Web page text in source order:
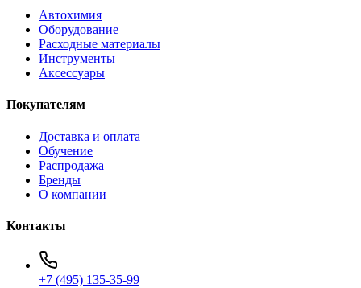
Автохимия
Оборудование
Расходные материалы
Инструменты
Аксессуары
Покупателям
Доставка и оплата
Обучение
Распродажа
Бренды
О компании
Контакты
+7 (495) 135-35-99